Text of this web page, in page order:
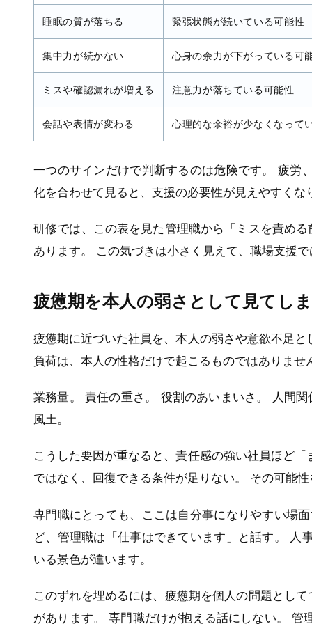
睡眠の質が落ちる 緊張状態が続いている可能性
集中力が続かない 心身の余力が下がっている可
ミスや確認漏れが増える 注意力が落ちている可能性
会話や表情が変わる 心理的な余裕が少なくなって
一つのサインだけで判断するのは危険です。 疲労
化を合わせて見ると、支援の必要性が見えやすくな
研修では、この表を見た管理職から「ミスを責め
あります。 この気づきは小さく見えて、職場支援
疲憊期を本人の弱さとして見てし
疲憊期に近づいた社員を、本人の弱さや意欲不足
負荷は、本人の性格だけで起こるものではありませ
業務量。 責任の重さ。 役割のあいまいさ。 人間
風土。
こうした要因が重なると、責任感の強い社員ほど
ではなく、回復できる条件が足りない。 その可能
専門職にとっても、ここは自分事になりやすい場
ど、管理職は「仕事はできています」と話す。 人
いる景色が違います。
このずれを埋めるには、疲憊期を個人の問題とし
があります。 専門職だけが抱える話にしない。